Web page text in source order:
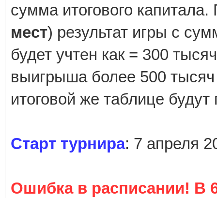
сумма итогового
мест) результат игры с
будет учтен как = 300
выигрыша более 500 тысяч
итоговой же таблице
Старт турнира: 7 апреля
Ошибка в расписании! В